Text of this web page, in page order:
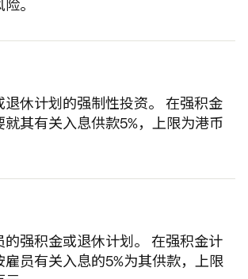
。
退休计划的强制性投资。 在强积金
其有关入息供款5%，上限为港币
的强积金或退休计划。 在强积金计
员有关入息的5%为其供款，上限